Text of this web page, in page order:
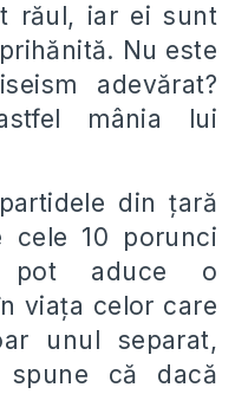
răul, iar ei sunt
Nu este
adevărat?
mânia lui
din țară
cele 10 porunci
pot aduce o
viața celor care
unul separat,
că dacă